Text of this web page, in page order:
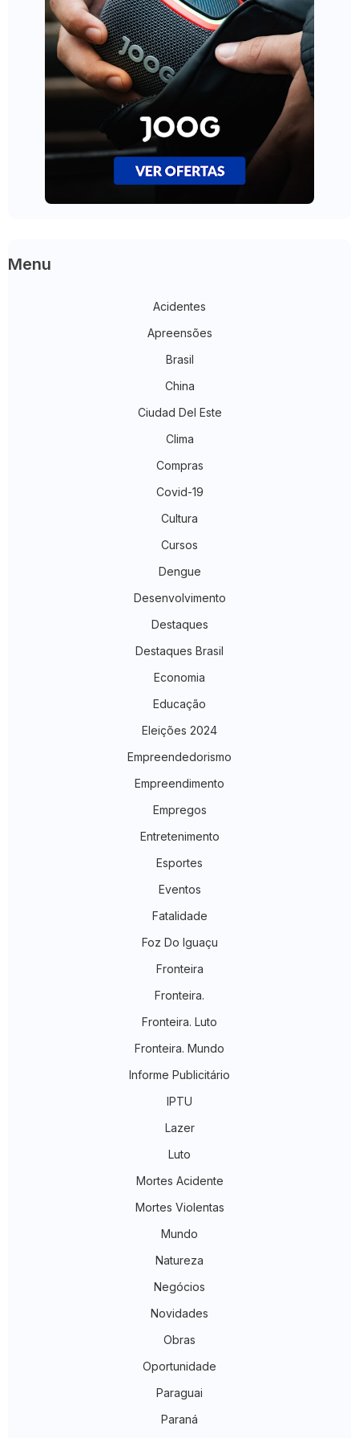
Menu
Acidentes
Apreensões
Brasil
China
Ciudad Del Este
Clima
Compras
Covid-19
Cultura
Cursos
Dengue
Desenvolvimento
Destaques
Destaques Brasil
Economia
Educação
Eleições 2024
Empreendedorismo
Empreendimento
Empregos
Entretenimento
Esportes
Eventos
Fatalidade
Foz Do Iguaçu
Fronteira
Fronteira.
Fronteira. Luto
Fronteira. Mundo
Informe Publicitário
IPTU
Lazer
Luto
Mortes Acidente
Mortes Violentas
Mundo
Natureza
Negócios
Novidades
Obras
Oportunidade
Paraguai
Paraná